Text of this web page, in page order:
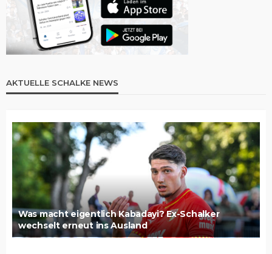
AKTUELLE SCHALKE NEWS
Was macht eigentlich Kabadayi? Ex-Schalker
wechselt erneut ins Ausland